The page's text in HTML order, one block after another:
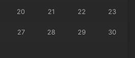
20 21 22 23
27 28 29 30